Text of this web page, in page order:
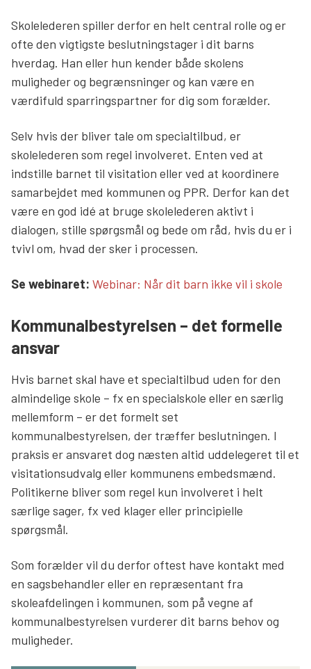
Skolelederen spiller derfor en helt central rolle og er
ofte den vigtigste beslutningstager i dit barns
hverdag. Han eller hun kender både skolens
muligheder og begrænsninger og kan være en
værdifuld sparringspartner for dig som forælder.
Selv hvis der bliver tale om specialtilbud, er
skolelederen som regel involveret. Enten ved at
indstille barnet til visitation eller ved at koordinere
samarbejdet med kommunen og PPR. Derfor kan det
være en god idé at bruge skolelederen aktivt i
dialogen, stille spørgsmål og bede om råd, hvis du er i
tvivl om, hvad der sker i processen.
Læs mere links
Se webinaret: Webinar: Når dit barn ikke vil i skole
Kommunalbestyrelsen – det formelle
ansvar
Hvis barnet skal have et specialtilbud uden for den
almindelige skole – fx en specialskole eller en særlig
mellemform – er det formelt set
kommunalbestyrelsen, der træffer beslutningen. I
praksis er ansvaret dog næsten altid uddelegeret til et
visitationsudvalg eller kommunens embedsmænd.
Politikerne bliver som regel kun involveret i helt
særlige sager, fx ved klager eller principielle
spørgsmål.
Som forælder vil du derfor oftest have kontakt med
en sagsbehandler eller en repræsentant fra
skoleafdelingen i kommunen, som på vegne af
kommunalbestyrelsen vurderer dit barns behov og
muligheder.